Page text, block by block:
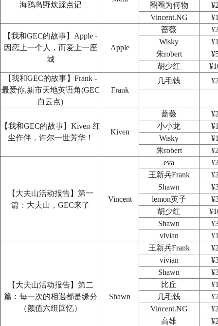
海鸥岛野炊踩点记
圈圈为何物
Vincent.NG
【我和GEC的故事】Apple -
因恋上一个人，而爱上一座
城
Apple
蔷薇
Wisky
朱robert
胡少红
【我和GEC的故事】Frank -
最爱你,新市天地英语角(GEC
白云点)
Frank
几毛钱
【我和GEC的故事】Kiven-红
尘作伴，许尔一世芳华！
Kiven
蔷薇
小小龙
Wisky
朱robert
【大夫山活动报告】第一
篇：大夫山，GEC来了
Vincent
eva
王新兵Frank
Shawn
lemon英子
胡少红
Shawn
vivian
【大夫山活动报告】第二
篇：每一次的相遇都是缘分
（颜值六组回忆）
Shawn
王新兵Frank
vivian
Shawn
比丘
几毛钱
Vincent.NG
高雄